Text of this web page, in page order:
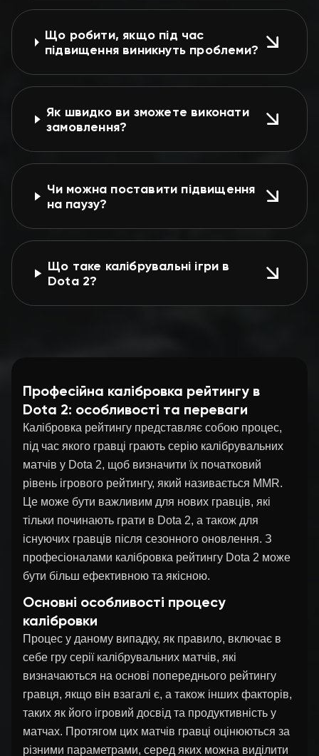
Що робити, якщо під час
підвищення виникнуть проблеми?
Як швидко ви зможете виконати
замовлення?
Чи можна поставити підвищення
на паузу?
Що таке калібрувальні ігри в
Dota 2?
Професійна калібровка рейтингу в
Dota 2: особливості та переваги
Калібровка рейтингу представляє собою процес,
під час якого гравці грають серію калібрувальних
матчів у Dota 2, щоб визначити їх початковий
рівень ігрового рейтингу, який називається MMR.
Це може бути важливим для нових гравців, які
тільки починають грати в Dota 2, а також для
існуючих гравців після сезонного оновлення. З
професіоналами калібровка рейтингу Dota 2 може
бути більш ефективною та якісною.
Основні особливості процесу
калібровки
Процес у даному випадку, як правило, включає в
себе гру серії калібрувальних матчів, які
визначаються на основі попереднього рейтингу
гравця, якщо він взагалі є, а також інших факторів,
таких як його ігровий досвід та продуктивність у
матчах. Протягом цих матчів гравці оцінюються за
різними параметрами, серед яких можна виділити